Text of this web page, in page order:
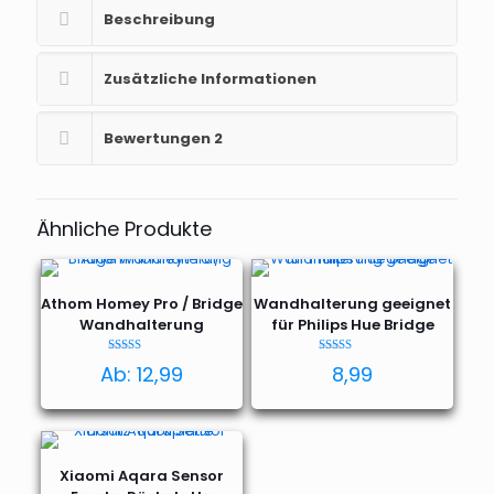
Beschreibung
Zusätzliche Informationen
Bewertungen 2
Ähnliche Produkte
Athom Homey Pro / Bridge
Wandhalterung
mit
Ab: 12,99
Wandhalterung geeignet
für Philips Hue Bridge
4.96
von 5
8,99
Xiaomi Aqara Sensor